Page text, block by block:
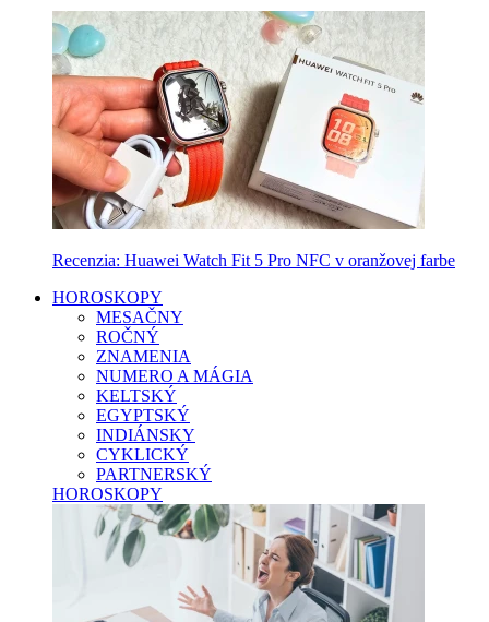
Recenzia: Huawei Watch Fit 5 Pro NFC v oranžovej farbe
HOROSKOPY
MESAČNY
ROČNÝ
ZNAMENIA
NUMERO A MÁGIA
KELTSKÝ
EGYPTSKÝ
INDIÁNSKY
CYKLICKÝ
PARTNERSKÝ
HOROSKOPY